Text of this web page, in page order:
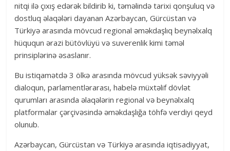
nitqi ilə çıxış edərək bildirib ki, təməlində tarixi qonşuluq və
dostluq əlaqələri dayanan Azərbaycan, Gürcüstan və
Türkiyə arasında mövcud regional əməkdaşlıq beynəlxalq
hüququn ərazi bütövlüyü və suverenlik kimi təməl
prinsiplərinə əsaslanır.
Bu istiqamətdə 3 ölkə arasında mövcud yüksək səviyyəli
dialoqun, parlamentlərarası, habelə müxtəlif dövlət
qurumları arasında əlaqələrin regional və beynəlxalq
platformalar çərçivəsində əməkdaşlığa töhfə verdiyi qeyd
olunub.
Azərbaycan, Gürcüstan və Türkiyə arasında iqtisadiyyat,